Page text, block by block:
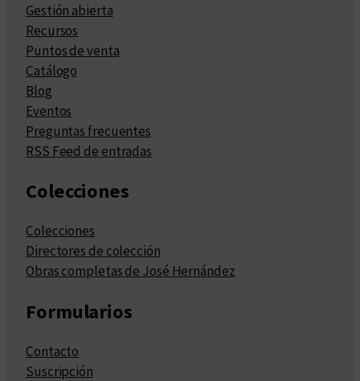
Gestión abierta
Recursos
Puntos de venta
Catálogo
Blog
Eventos
Preguntas frecuentes
RSS Feed de entradas
Colecciones
Colecciones
Directores de colección
Obras completas de José Hernández
Formularios
Contacto
Suscripción